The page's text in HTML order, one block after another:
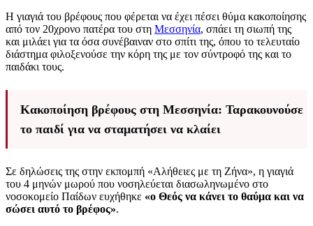
Η γιαγιά του βρέφους που φέρεται να έχει πέσει θύμα κακοποίησης
από τον 20χρονο πατέρα του στη Μεσσηνία, σπάει τη σιωπή της
και μιλάει για τα όσα συνέβαιναν στο σπίτι της, όπου το τελευταίο
διάστημα φιλοξενούσε την κόρη της με τον σύντροφό της και το
παιδάκι τους.
Κακοποίηση βρέφους στη Μεσσηνία: Ταρακουνούσε
το παιδί για να σταματήσει να κλαίει
Σε δηλώσεις της στην εκπομπή «Αλήθειες με τη Ζήνα», η γιαγιά
του 4 μηνών μωρού που νοσηλεύεται διασωληνωμένο στο
νοσοκομείο Παίδων ευχήθηκε «ο Θεός να κάνει το θαύμα και να
σώσει αυτό το βρέφος».